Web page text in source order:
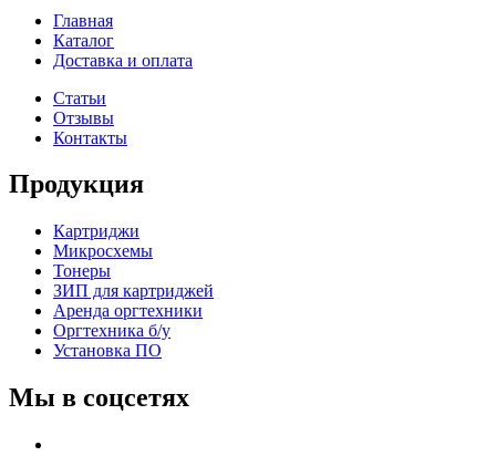
Главная
Каталог
Доставка и оплата
Статьи
Отзывы
Контакты
Продукция
Картриджи
Микросхемы
Тонеры
ЗИП для картриджей
Аренда оргтехники
Оргтехника б/у
Установка ПО
Мы в соцсетях